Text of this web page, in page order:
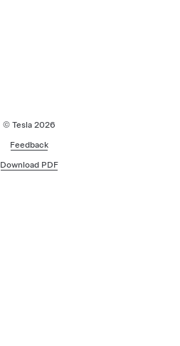
© Tesla 2026
Feedback
Download PDF